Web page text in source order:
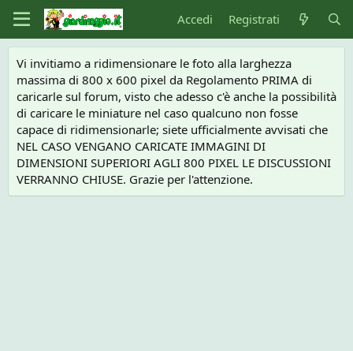
Accedi Registrati
Vi invitiamo a ridimensionare le foto alla larghezza
massima di 800 x 600 pixel da Regolamento PRIMA di
caricarle sul forum, visto che adesso c'è anche la possibilità
di caricare le miniature nel caso qualcuno non fosse
capace di ridimensionarle; siete ufficialmente avvisati che
NEL CASO VENGANO CARICATE IMMAGINI DI
DIMENSIONI SUPERIORI AGLI 800 PIXEL LE DISCUSSIONI
VERRANNO CHIUSE. Grazie per l'attenzione.